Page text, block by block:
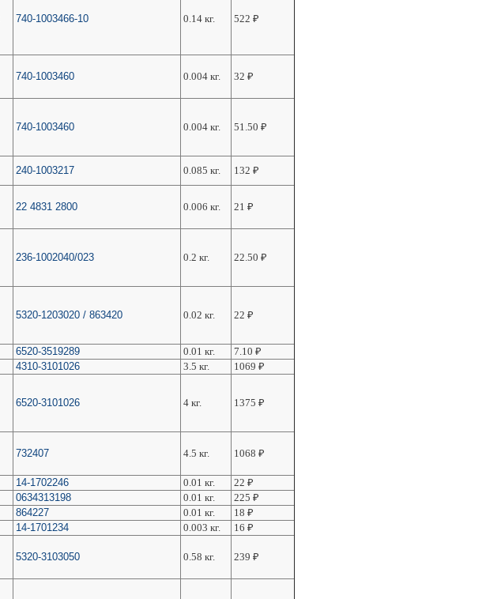
740-1003466-10 0.14 кг. 522 ₽
740-1003460 0.004 кг. 32 ₽
740-1003460 0.004 кг. 51.50 ₽
240-1003217 0.085 кг. 132 ₽
22 4831 2800 0.006 кг. 21 ₽
236-1002040/023 0.2 кг. 22.50 ₽
5320-1203020 / 863420 0.02 кг. 22 ₽
6520-3519289 0.01 кг. 7.10 ₽
4310-3101026 3.5 кг. 1069 ₽
6520-3101026 4 кг. 1375 ₽
732407 4.5 кг. 1068 ₽
14-1702246 0.01 кг. 22 ₽
0634313198 0.01 кг. 225 ₽
864227 0.01 кг. 18 ₽
14-1701234 0.003 кг. 16 ₽
5320-3103050 0.58 кг. 239 ₽